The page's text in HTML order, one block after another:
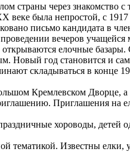
страны через знакомство
веке была непростой, с
письмо кандидата
вечеров учащейся
елочные
Новый год становится и
складываться в конце
Кремлевском Дворце, а
Приглашения на
хороводы,
тематикой. Известны